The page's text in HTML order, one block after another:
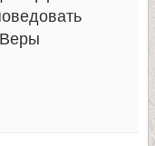
Веры